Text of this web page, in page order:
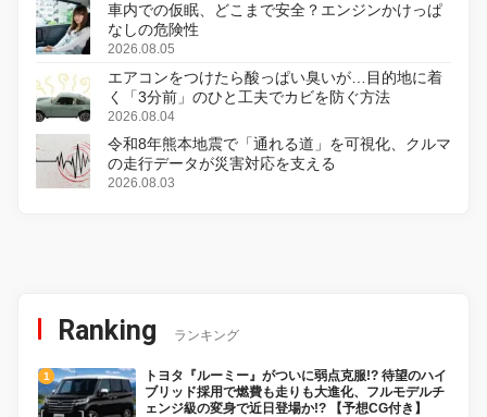
車内での仮眠、どこまで安全？エンジンかけっぱ
なしの危険性
2026.08.05
エアコンをつけたら酸っぱい臭いが…目的地に着
く「3分前」のひと工夫でカビを防ぐ方法
2026.08.04
令和8年熊本地震で「通れる道」を可視化、クルマ
の走行データが災害対応を支える
2026.08.03
Ranking ランキング
トヨタ『ルーミー』がついに弱点克服!? 待望のハイ
ブリッド採用で燃費も走りも大進化、フルモデルチ
ェンジ級の変身で近日登場か!? 【予想CG付き】